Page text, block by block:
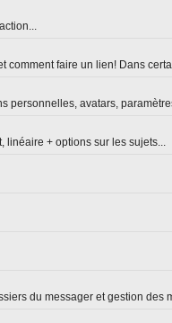
comment faire un lien! Dans
personnelles, avatars,
linéaire + options sur les sujets...
du messager et gestion des